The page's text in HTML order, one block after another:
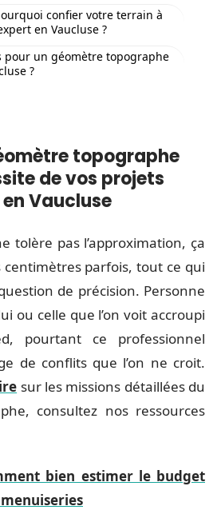
confier votre terrain à
en Vaucluse ?
pour un géomètre topographe
?
topographe
de vos projets
Vaucluse
tolère pas l’approximation, ça
centimètres parfois, tout ce qui
de précision. Personne
ou celle que l’on voit accroupi
pourtant ce professionnel
de conflits que l’on ne croit.
sur les missions détaillées du
consultez nos ressources
bien estimer le budget